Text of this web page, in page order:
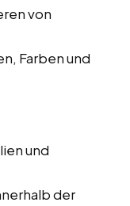
von
Farben und
und
der